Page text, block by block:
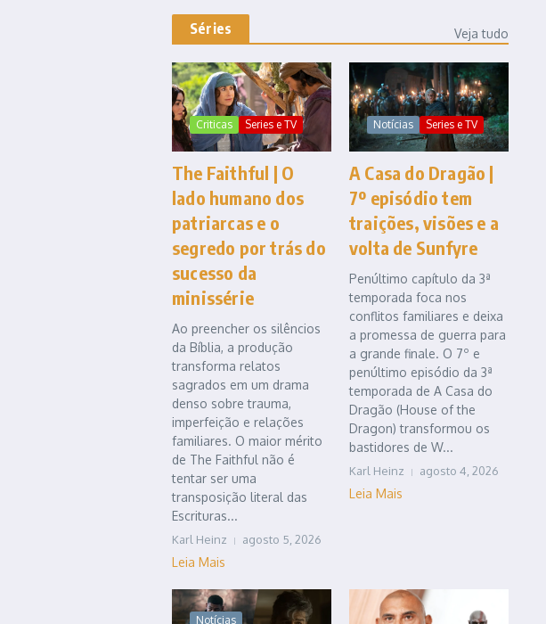
Séries Veja tudo
Criticas Series e TV
The Faithful | O
lado humano dos
patriarcas e o
segredo por trás do
sucesso da
minissérie
Ao preencher os silêncios
da Bíblia, a produção
transforma relatos
sagrados em um drama
denso sobre trauma,
imperfeição e relações
familiares. O maior mérito
de The Faithful não é
tentar ser uma
transposição literal das
Escrituras...
Karl Heinz agosto 5, 2026
Leia Mais
Notícias Series e TV
A Casa do Dragão |
7º episódio tem
traições, visões e a
volta de Sunfyre
Penúltimo capítulo da 3ª
temporada foca nos
conflitos familiares e deixa
a promessa de guerra para
a grande finale. O 7º e
penúltimo episódio da 3ª
temporada de A Casa do
Dragão (House of the
Dragon) transformou os
bastidores de W...
Karl Heinz agosto 4, 2026
Leia Mais
Notícias